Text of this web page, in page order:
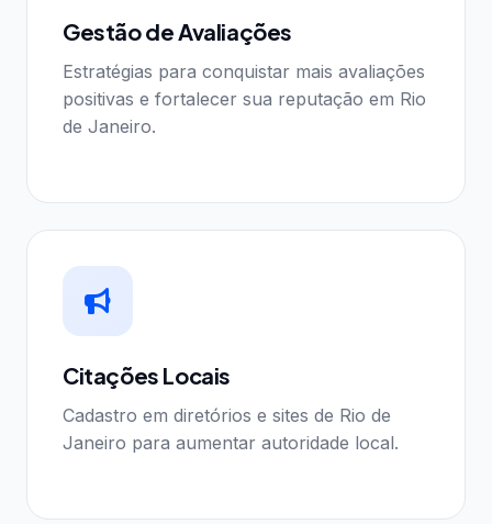
Gestão de Avaliações
Estratégias para conquistar mais avaliações
positivas e fortalecer sua reputação em Rio
de Janeiro.
Citações Locais
Cadastro em diretórios e sites de Rio de
Janeiro para aumentar autoridade local.